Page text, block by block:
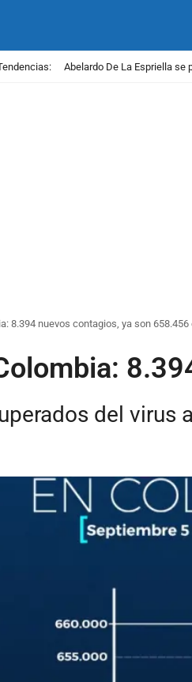
Abelardo De La Espriella se
8.394 nuevos contagios, ya son 658.456
del virus